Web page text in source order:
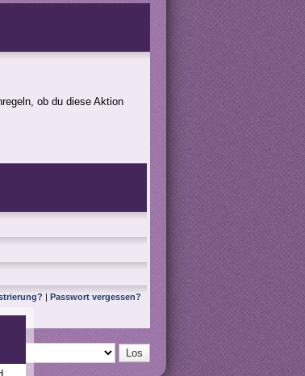
ob du diese Aktion
| Passwort vergessen?